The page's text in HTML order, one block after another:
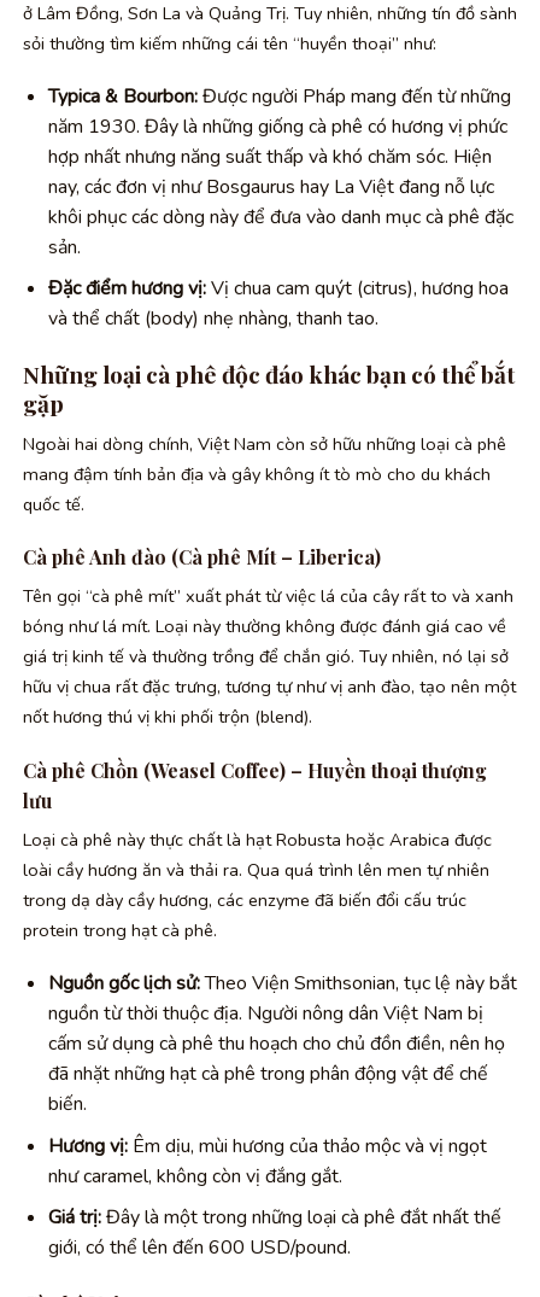
ở Lâm Đồng, Sơn La và Quảng Trị. Tuy nhiên, những tín đồ sành
sỏi thường tìm kiếm những cái tên “huyền thoại” như:
Typica & Bourbon:Được người Pháp mang đến từ những
năm 1930. Đây là những giống cà phê có hương vị phức
hợp nhất nhưng năng suất thấp và khó chăm sóc. Hiện
nay, các đơn vị như Bosgaurus hay La Việt đang nỗ lực
khôi phục các dòng này để đưa vào danh mục cà phê đặc
sản.
Đặc điểm hương vị:Vị chua cam quýt (citrus), hương hoa
và thể chất (body) nhẹ nhàng, thanh tao.
Những loại cà phê độc đáo khác bạn có thể bắt
gặp
Ngoài hai dòng chính, Việt Nam còn sở hữu những loại cà phê
mang đậm tính bản địa và gây không ít tò mò cho du khách
quốc tế.
Cà phê Anh đào (Cà phê Mít – Liberica)
Tên gọi “cà phê mít” xuất phát từ việc lá của cây rất to và xanh
bóng như lá mít. Loại này thường không được đánh giá cao về
giá trị kinh tế và thường trồng để chắn gió. Tuy nhiên, nó lại sở
hữu vị chua rất đặc trưng, tương tự như vị anh đào, tạo nên một
nốt hương thú vị khi phối trộn (blend).
Cà phê Chồn (Weasel Coffee) – Huyền thoại thượng
lưu
Loại cà phê này thực chất là hạt Robusta hoặc Arabica được
loài cầy hương ăn và thải ra. Qua quá trình lên men tự nhiên
trong dạ dày cầy hương, các enzyme đã biến đổi cấu trúc
protein trong hạt cà phê.
Nguồn gốc lịch sử:Theo Viện Smithsonian, tục lệ này bắt
nguồn từ thời thuộc địa. Người nông dân Việt Nam bị
cấm sử dụng cà phê thu hoạch cho chủ đồn điền, nên họ
đã nhặt những hạt cà phê trong phân động vật để chế
biến.
Hương vị:Êm dịu, mùi hương của thảo mộc và vị ngọt
như caramel, không còn vị đắng gắt.
Giá trị:Đây là một trong những loại cà phê đắt nhất thế
giới, có thể lên đến 600 USD/pound.